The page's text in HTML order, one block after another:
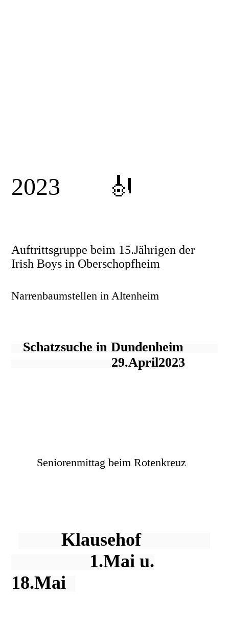
2023 🎻
Auftrittsgruppe beim 15.Jährigen der
Irish Boys in Oberschopfheim
Narrenbaumstellen in Altenheim
Schatzsuche in Dundenheim
29.April2023
Seniorenmittag beim Rotenkreuz
Klausehof
1.Mai u.
18.Mai